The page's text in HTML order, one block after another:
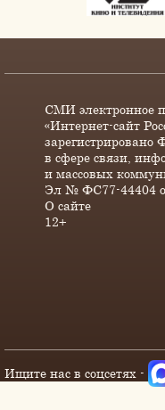
СМИ электронное
«Интернет-сайт
зарегистрировано
в сфере связи,
и массовых
Эл № ФС77-44404
О сайте
12+
Ищите нас в соцсетях -